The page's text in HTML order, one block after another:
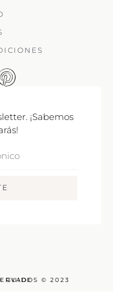
¡Sabemos
© 2023
GUIDE